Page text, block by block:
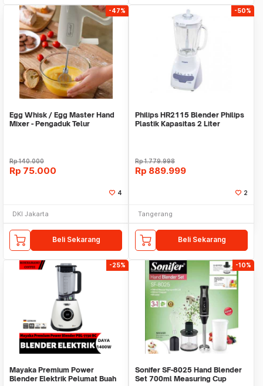
-47%
Egg Whisk / Egg Master Hand
Mixer - Pengaduk Telur
Rp140.000
Rp 75.000
4
DKI Jakarta
Beli Sekarang
-50%
Philips HR2115 Blender Philips
Plastik Kapasitas 2 Liter
Rp1.779.998
Rp 889.999
2
Tangerang
Beli Sekarang
-25%
Mayaka Premium Power
Blender Elektrik Pelumat Buah
-10%
Sonifer SF-8025 Hand Blender
Set 700ml Measuring Cup